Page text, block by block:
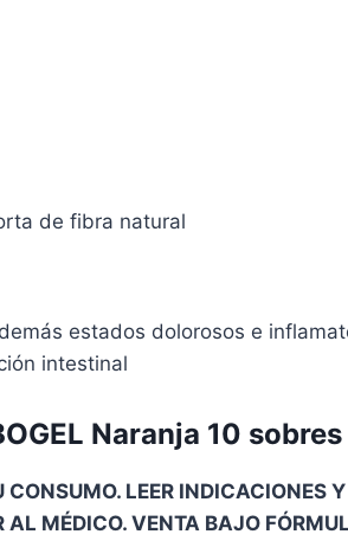
de fibra natural
estados dolorosos e
intestinal
Naranja 10
CONSUMO. LEER
AL MÉDICO. VENTA BAJO